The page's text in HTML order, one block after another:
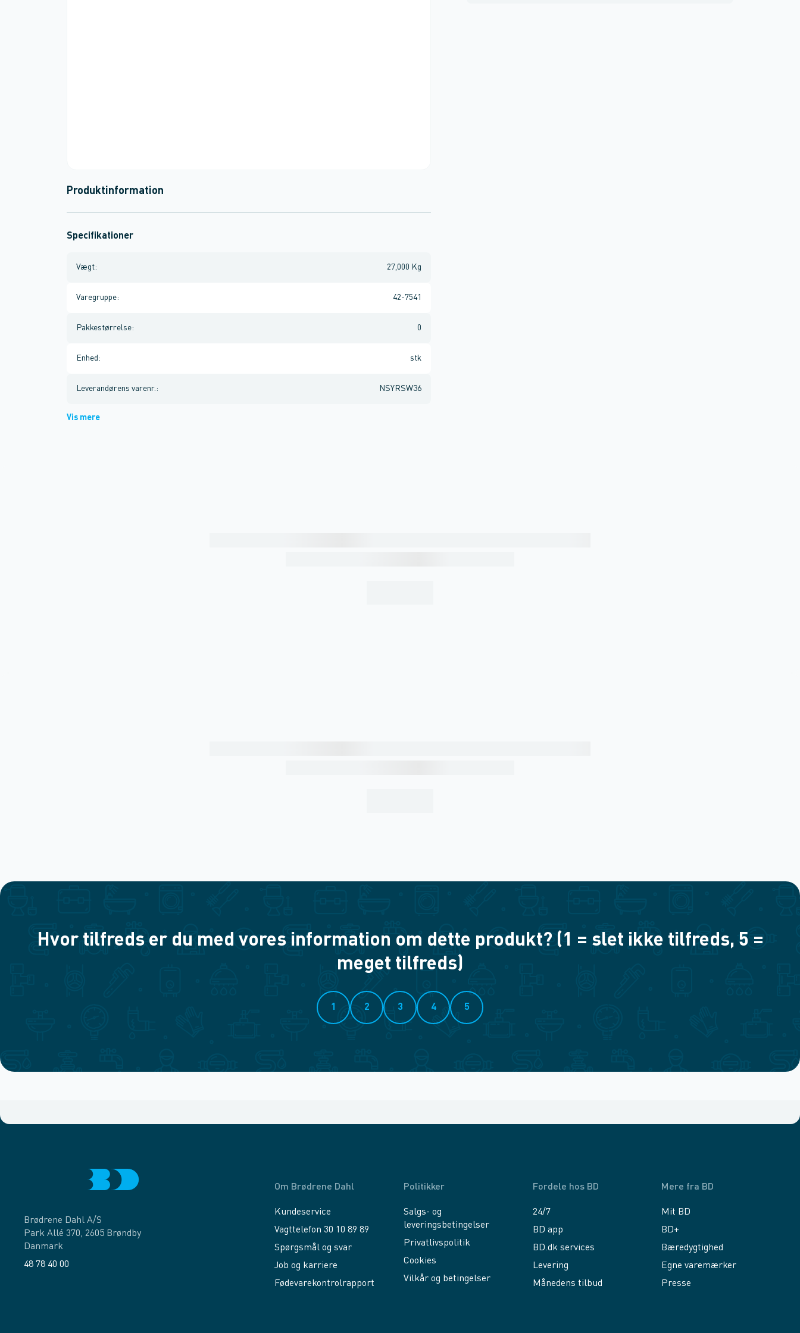
Produktinformation
Specifikationer
Vægt: 27,000 Kg
Varegruppe: 42-7541
Pakkestørrelse: 0
Enhed : stk
Leverandørens varenr. : NSYRSW36
Vis mere
Hvor tilfreds er du med vores information om dette produkt? (1 = slet ikke tilfreds, 5 =
meget tilfreds)
1 2 3 4 5
Brødrene Dahl A/S
Park Allé 370, 2605 Brøndby
Danmark
48 78 40 00
Om Brødrene Dahl
Kundeservice
Vagttelefon 30 10 89 89
Spørgsmål og svar
Job og karriere
Fødevarekontrolrapport
Politikker
Salgs- og
leveringsbetingelser
Privatlivspolitik
Cookies
Vilkår og betingelser
Fordele hos BD
24/7
BD app
BD.dk services
Levering
Månedens tilbud
Mere fra BD
Mit BD
BD+
Bæredygtighed
Egne varemærker
Presse